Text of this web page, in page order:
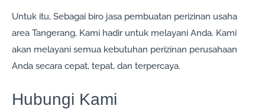
Untuk itu, Sebagai biro jasa pembuatan perizinan usaha
area Tangerang, Kami hadir untuk melayani Anda. Kami
akan melayani semua kebutuhan perizinan perusahaan
Anda secara cepat, tepat, dan terpercaya.
Hubungi Kami